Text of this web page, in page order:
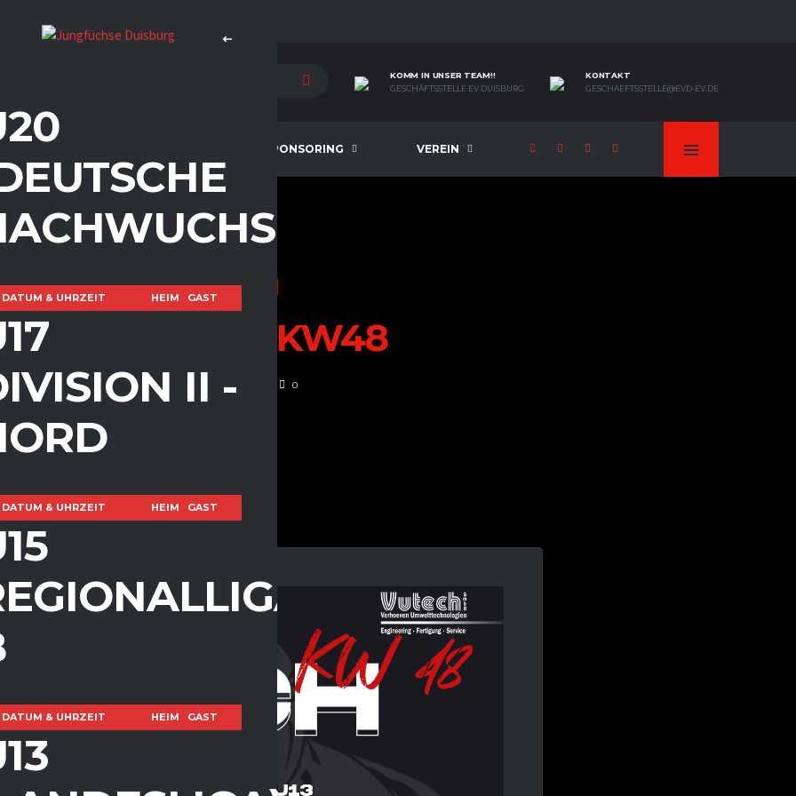
KOMM IN UNSER TEAM!!
GESCHÄFTSSTELLE EV DUISBURG
KONTAKT
GESCHAEFTSSTELLE@EVD-EV.DE
SPONSORING VEREIN
DATUM & UHRZEIT HEIM GAST
II -
DATUM & UHRZEIT HEIM GAST
DATUM & UHRZEIT HEIM GAST
U13 U15 U17
SPIELWOCHE KW48
DEZEMBER 5, 2023 214 0